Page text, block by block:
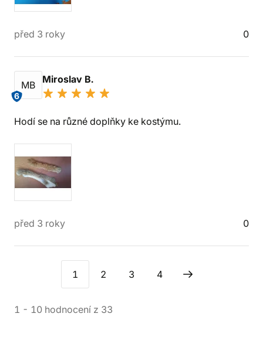
před 3 roky 0
MB
6
Miroslav B.
Hodí se na různé doplňky ke kostýmu.
před 3 roky 0
1 2 3 4
1 - 10 hodnocení z 33